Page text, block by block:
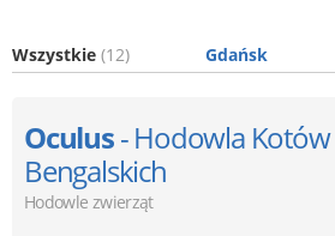
Wszystkie (12) Gdańsk
Oculus- Hodowla Kotów
Bengalskich
Hodowle zwierząt